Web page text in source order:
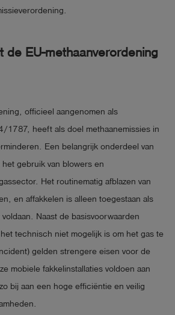
de EU-methaanverordening
officieel aangenomen als
1787, heeft als doel methaanemissies in
Een belangrijk onderdeel van
gebruik van blowers en
Het routinematig afblazen van
en affakkelen is alleen toegestaan als
Naast de basisvoorwaarden
technisch niet mogelijk is om het gas te
gelden strengere eisen voor de
mobiele fakkelinstallaties voldoen aan
bij aan een hoge efficiëntie en veilig